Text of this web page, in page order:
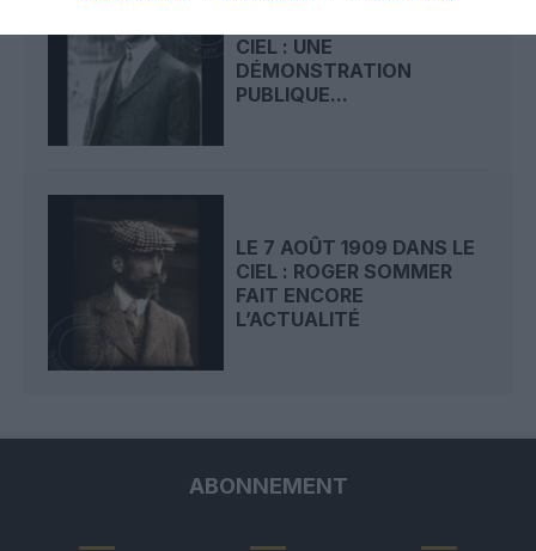
CIEL : UNE
DÉMONSTRATION
PUBLIQUE...
LE 7 AOÛT 1909 DANS LE
CIEL : ROGER SOMMER
FAIT ENCORE
L’ACTUALITÉ
ABONNEMENT